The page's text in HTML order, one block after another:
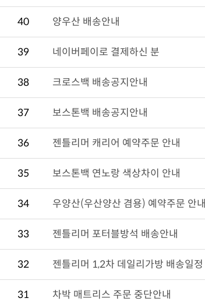
40 양우산 배송안내
39 네이버페이로 결제하신 분
38 크로스백 배송공지안내
37 보스톤백 배송공지안내
36 젠틀리머 캐리어 예약주문 안내
35 보스톤백 연노랑 색상차이 안내
34 우양산(우산양산 겸용) 예약주문 안내
33 젠틀리머 포터블방석 배송안내
32 젠틀리머 1,2차 데일리가방 배송일정
31 차박 매트리스 주문 중단안내